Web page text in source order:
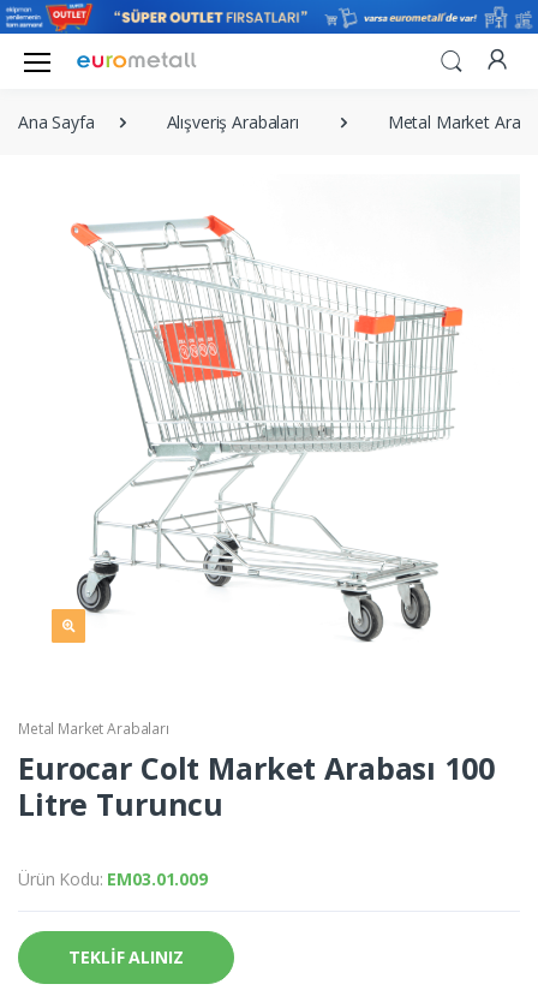
Ana Sayfa Alışveriş Arabaları Metal Market
Metal Market Arabaları
Eurocar Colt Market Arabası 100
Litre Turuncu
Ürün Kodu: EM03.01.009
TEKLİF ALINIZ